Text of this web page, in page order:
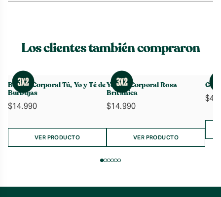
Los clientes también compraron
Bruma Corporal Tú, Yo y Té de
Burbujas
$14.990
VER PRODUCTO
Yogurt Corporal Rosa
Británica
$14.990
VER PRODUCTO
Gel
$